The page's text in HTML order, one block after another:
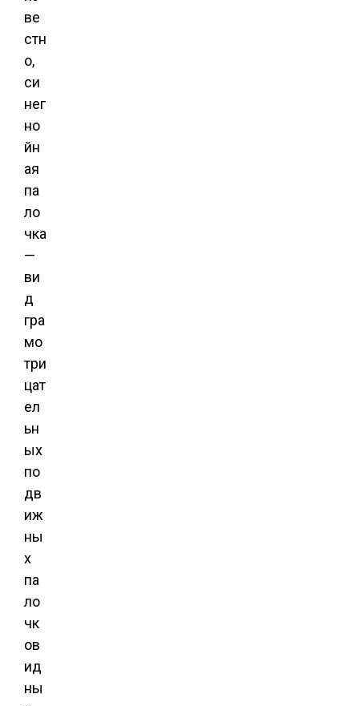
ве
стн
о,
си
нег
но
йн
ая
па
ло
чка
—
ви
д
гра
мо
три
цат
ел
ьн
ых
по
дв
иж
ны
х
па
ло
чк
ов
ид
ны